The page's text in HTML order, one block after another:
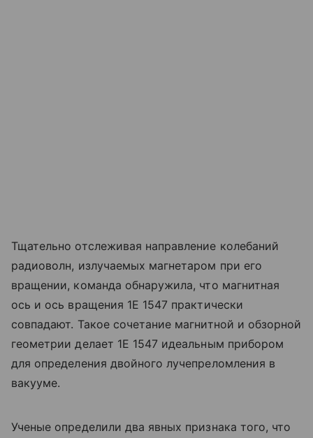
Тщательно отслеживая направление колебаний
радиоволн, излучаемых магнетаром при его
вращении, команда обнаружила, что магнитная
ось и ось вращения 1E 1547 практически
совпадают. Такое сочетание магнитной и обзорной
геометрии делает 1E 1547 идеальным прибором
для определения двойного лучепреломления в
вакууме.
Ученые определили два явных признака того, что